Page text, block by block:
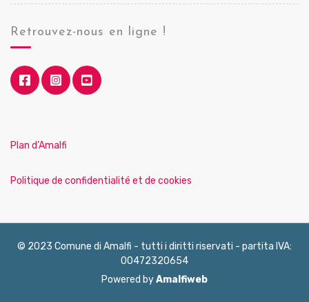
Retrouvez-nous en ligne !
Plan d’Amalfi
Politique de confidentialité et de cookies
© 2023 Comune di Amalfi - tutti i diritti riservati - partita IVA:
00472320654
Powered byAmalfiweb